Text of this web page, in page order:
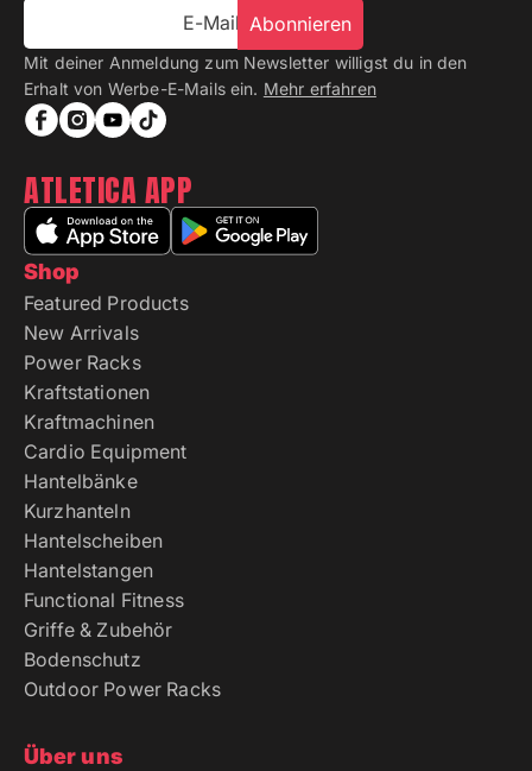
Shop
Featured Products
New Arrivals
Power Racks
Kraftstationen
Kraftmachinen
Cardio Equipment
Hantelbänke
Kurzhanteln
Hantelscheiben
Hantelstangen
Functional Fitness
Griffe & Zubehör
Bodenschutz
Outdoor Power Racks
Über uns
E-Mail Abonnieren
Mit deiner Anmeldung zum Newsletter willigst du in den
Erhalt von Werbe-E-Mails ein. Mehr erfahren
ATLETICA APP